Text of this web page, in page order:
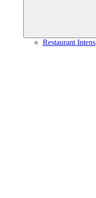
Restaurant Intens